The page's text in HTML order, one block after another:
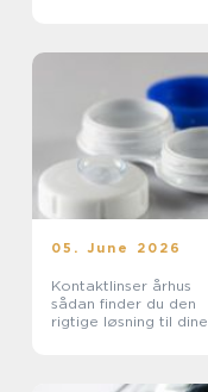
05. June 2026
Kontaktlinser århus
sådan finder du den
rigtige løsning til dine